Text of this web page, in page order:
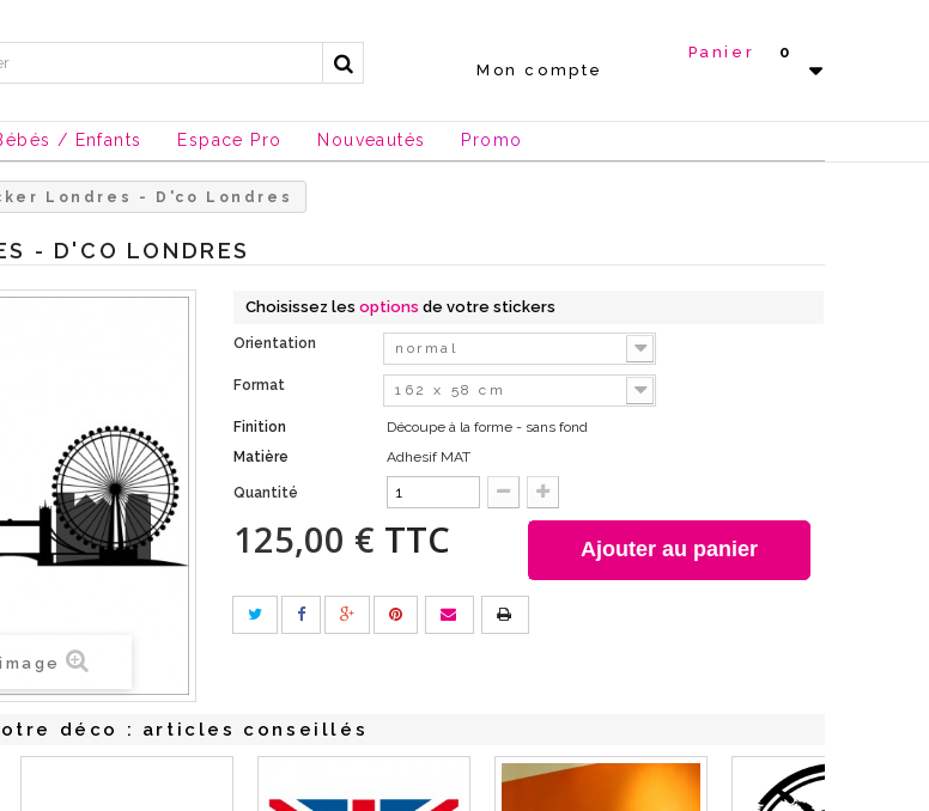
Mon compte
Panier 0
/ Enfants Espace Pro Nouveautés Promo
Londres - D'co Londres
- D'CO LONDRES
Choisissez les options de votre stickers
Orientation normal
Format 162 x 58 cm
Finition
Découpe à la forme - sans fond
Matière
Adhesif MAT
Quantité
125,00 € TTC Ajouter au panier
déco : articles conseillés